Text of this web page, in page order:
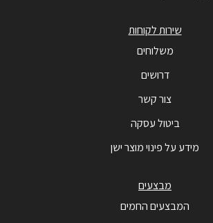
שירות לקוחות
משלוחים
דרושים
צור קשר
ביטול עסקה
מידע על פינוי מוצר ישן
מבצעים
המבצעים החמים